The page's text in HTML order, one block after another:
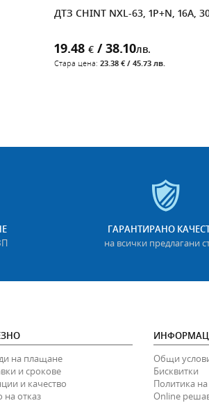
ДТЗ CHINT NXL-63, 1P+N, 16A,
19.48 € / 38.10лв.
Стара цена: 23.38 € / 45.73 лв.
ГАРАНТИРАНО
на всички предлагани
на плащане
и срокове
и качество
на отказ
Общи
Бисквитки
Политика
Online